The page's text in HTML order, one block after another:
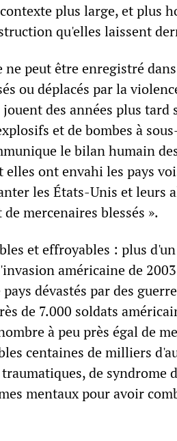
plus large, et plus
qu'elles laissent
peut être enregistré
ou déplacés par la
des années plus tard
et de bombes à
le bilan humain
ont envahi les pays
les États-Unis et leurs
mercenaires blessés ».
et effroyables : plus
américaine de
dévastés par des
de 7.000 soldats
à peu près égal de
centaines de milliers
de syndrome
mentaux pour avoir